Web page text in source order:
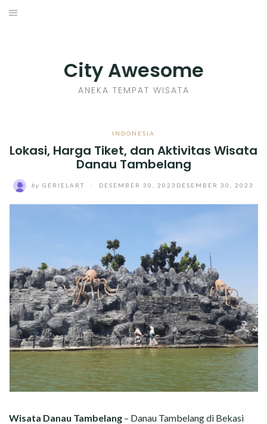
Skip
City Awesome
ANEKA TEMPAT WISATA
INDONESIA
Lokasi, Harga Tiket, dan Aktivitas Wisata
Danau Tambelang
by GERIELART DESEMBER 30, 2023 DESEMBER 30, 2023
Wisata Danau Tambelang – Danau Tambelang di Bekasi
SENI KERAJINAN
INFO GAMES